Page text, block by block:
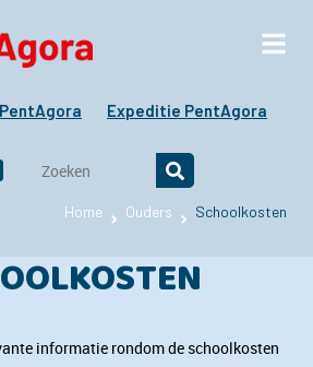
Expeditie PentAgora
Home Ouders Schoolkosten
informatie rondom de schoolkosten